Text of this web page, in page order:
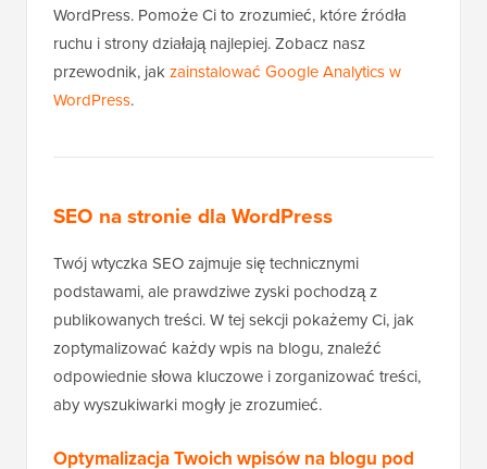
WordPress. Pomoże Ci to zrozumieć, które źródła
ruchu i strony działają najlepiej. Zobacz nasz
przewodnik, jakzainstalować Google Analytics w
WordPress.
SEO na stronie dla WordPress
Twój wtyczka SEO zajmuje się technicznymi
podstawami, ale prawdziwe zyski pochodzą z
publikowanych treści. W tej sekcji pokażemy Ci, jak
zoptymalizować każdy wpis na blogu, znaleźć
odpowiednie słowa kluczowe i zorganizować treści,
aby wyszukiwarki mogły je zrozumieć.
Optymalizacja Twoich wpisów na blogu pod